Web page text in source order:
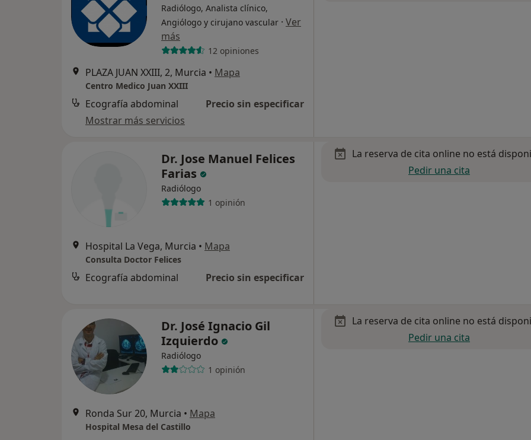
Radiólogo, Analista clínico,
Angiólogo y cirujano vascular · Ver
más
12 opiniones
PLAZA JUAN XXIII, 2, Murcia • Mapa
Centro Medico Juan XXIII
Ecografía abdominal
Precio sin especificar
Mostrar más servicios
Dr. Jose Manuel Felices
Farias
Radiólogo
1 opinión
Hospital La Vega, Murcia • Mapa
Consulta Doctor Felices
Ecografía abdominal Precio sin especificar
La reserva de cita online no está
Pedir una cita
Dr. José Ignacio Gil
Izquierdo
Radiólogo
1 opinión
Ronda Sur 20, Murcia • Mapa
Hospital Mesa del Castillo
La reserva de cita online no está
Pedir una cita